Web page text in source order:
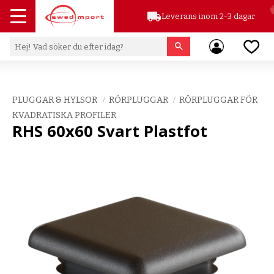
Meny
local_shippingLeverans inom 2-3 dagar
PLUGGAR & HYLSOR RÖRPLUGGAR
RÖRPLUGGAR FÖR
KVADRATISKA PROFILER
RHS 60x60 Svart Plastfot